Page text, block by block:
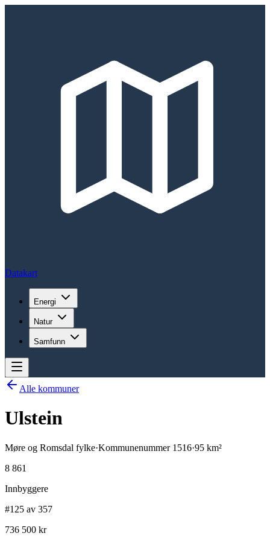
Datakart
Energi
Natur
Samfunn
Alle kommuner
Ulstein
Møre og Romsdal fylke·Kommunenummer 1516·95 km²
8 861
Innbyggere
#125 av 357
736 500 kr